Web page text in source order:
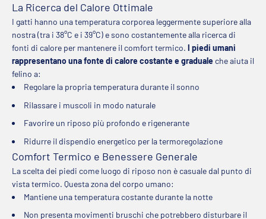
La Ricerca del Calore Ottimale
I gatti hanno una temperatura corporea leggermente superiore alla
nostra (tra i 38°C e i 39°C) e sono costantemente alla ricerca di
fonti di calore per mantenere il comfort termico. I piedi umani
rappresentano una fonte di calore costante e graduale che aiuta il
felino a:
Regolare la propria temperatura durante il sonno
Rilassare i muscoli in modo naturale
Favorire un riposo più profondo e rigenerante
Ridurre il dispendio energetico per la termoregolazione
Comfort Termico e Benessere Generale
La scelta dei piedi come luogo di riposo non è casuale dal punto di
vista termico. Questa zona del corpo umano:
Mantiene una temperatura costante durante la notte
Non presenta movimenti bruschi che potrebbero disturbare il